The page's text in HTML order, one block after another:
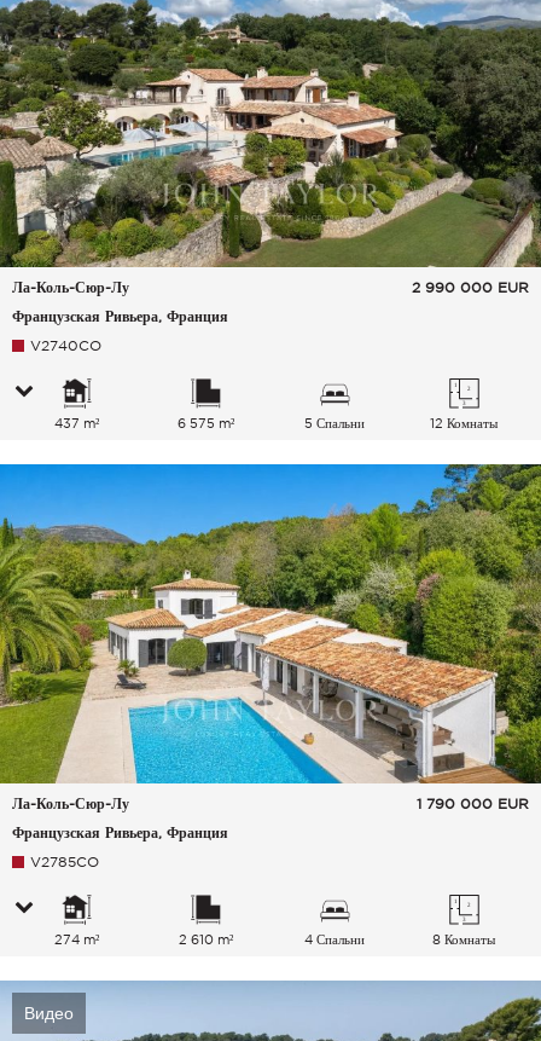
Ла-Коль-Сюр-Лу
Французская Ривьера, Франция
2 990 000 EUR
V2740CO
437 m² 6 575 m² 5 Спальни 12 Комнаты
Ла-Коль-Сюр-Лу
Французская Ривьера, Франция
1 790 000 EUR
V2785CO
274 m² 2 610 m² 4 Спальни 8 Комнаты
Видео